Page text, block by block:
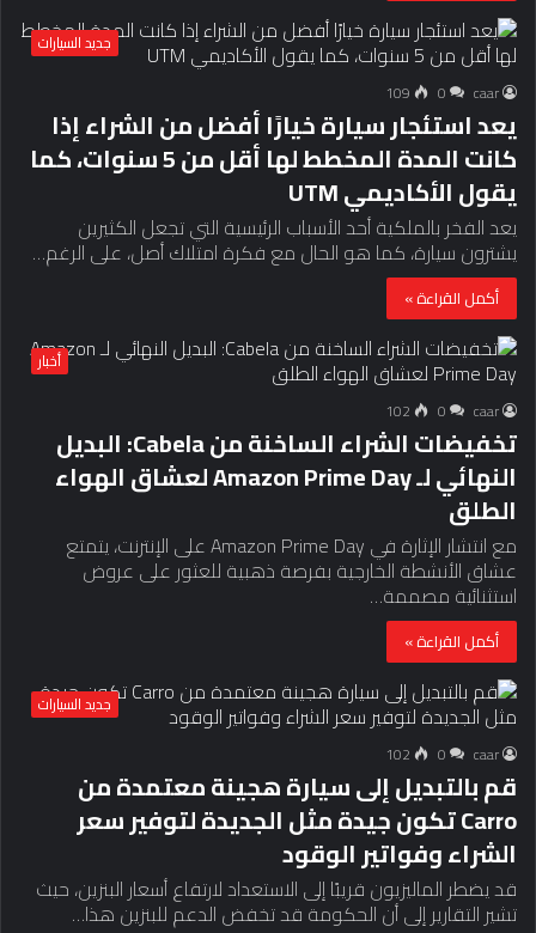
جديد السيارات
caar
0
109
يعد استئجار سيارة خيارًا أفضل من الشراء إذا
كانت المدة المخطط لها أقل من 5 سنوات، كما
يقول الأكاديمي UTM
يعد الفخر بالملكية أحد الأسباب الرئيسية التي تجعل الكثيرين
يشترون سيارة، كما هو الحال مع فكرة امتلاك أصل، على الرغم…
أكمل القراءة »
أخبار
caar
0
102
تخفيضات الشراء الساخنة من Cabela: البديل
النهائي لـ Amazon Prime Day لعشاق الهواء
الطلق
مع انتشار الإثارة في Amazon Prime Day على الإنترنت، يتمتع
عشاق الأنشطة الخارجية بفرصة ذهبية للعثور على عروض
استثنائية مصممة…
أكمل القراءة »
جديد السيارات
caar
0
102
قم بالتبديل إلى سيارة هجينة معتمدة من
Carro تكون جيدة مثل الجديدة لتوفير سعر
الشراء وفواتير الوقود
قد يضطر الماليزيون قريبًا إلى الاستعداد لارتفاع أسعار البنزين، حيث
تشير التقارير إلى أن الحكومة قد تخفض الدعم للبنزين هذا…